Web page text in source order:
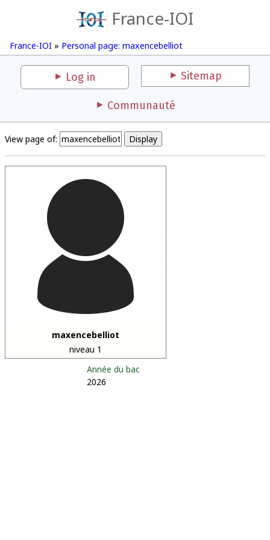
France-IOI
France-IOI » Personal page: maxencebelliot
Log in Sitemap
Communauté
View page of:
maxencebelliot
niveau 1
Année du bac
2026